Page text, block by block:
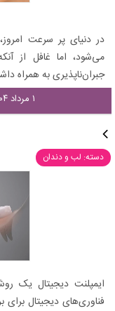
در دنیای پر سرعت
می‌شود، اما غافل از
جبران‌ناپذیری به همراه
۱ مرداد ۱۴۰۴ - ۲۲:۰۶
دسته: لب و دندان
ایمپلنت دیجیتال یک
فناوری‌های دیجیتال برای